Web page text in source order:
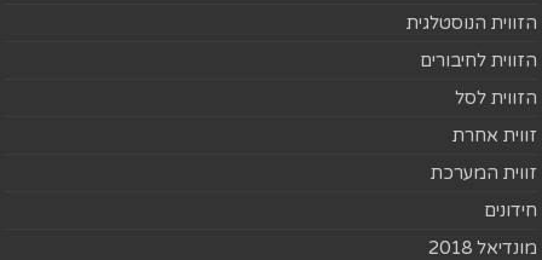
הזווית הנוסטלגית
הזווית לחיבורים
הזווית לסל
זווית אחרת
זווית המערכת
חידונים
מונדיאל 2018